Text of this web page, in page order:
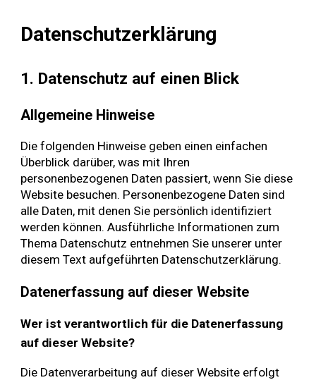
Datenschutz­erklärung
1. Datenschutz auf einen Blick
Allgemeine Hinweise
Die folgenden Hinweise geben einen einfachen
Überblick darüber, was mit Ihren
personenbezogenen Daten passiert, wenn Sie diese
Website besuchen. Personenbezogene Daten sind
alle Daten, mit denen Sie persönlich identifiziert
werden können. Ausführliche Informationen zum
Thema Datenschutz entnehmen Sie unserer unter
diesem Text aufgeführten Datenschutzerklärung.
Datenerfassung auf dieser Website
Wer ist verantwortlich für die Datenerfassung
auf dieser Website?
Die Datenverarbeitung auf dieser Website erfolgt